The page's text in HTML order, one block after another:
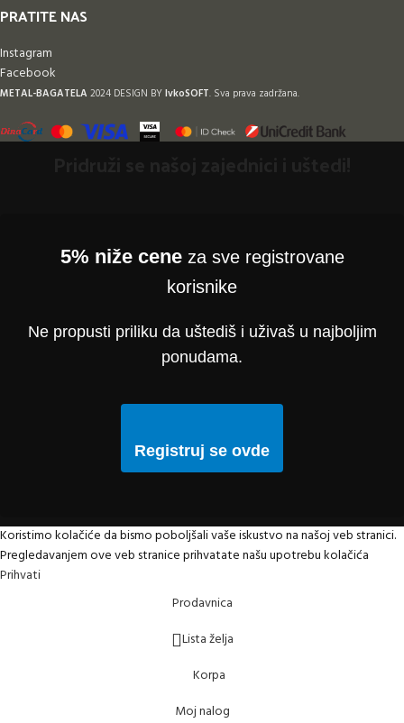
PRATITE NAS
Instagram
Facebook
METAL-BAGATELA 2024 DESIGN BYIvkoSOFT. Sva prava zadržana.
5% niže ceneza sve registrovane
korisnike
Ne propusti priliku da uštediš i uživaš u najboljim
ponudama.
Registruj se ovde
Koristimo kolačiće da bismo poboljšali vaše iskustvo na našoj veb stranici.
Pregledavanjem ove veb stranice prihvatate našu upotrebu kolačića
Prihvati
Prodavnica
Lista želja
Korpa
Moj nalog